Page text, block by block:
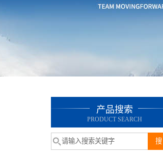
产品搜索
PRODUCT SEARCH